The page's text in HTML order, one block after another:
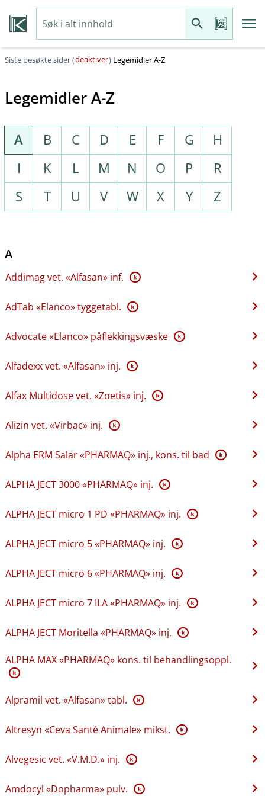
Siste besøkte sider (deaktiver) Legemidler A-Z
Legemidler A-Z
A B C D E F G
H
I
K L M N O P
R
S
T U V W X Y Z
A
Addimag vet. «Alfasan» inf. K
AdTab «Elanco» tyggetabl. K
Advocate «Elanco» påflekkingsvæske K
Alfadexx vet. «Alfasan» inj. K
Alfax Multidose vet. «Zoetis» inj. K
Alizin vet. «Virbac» inj. K
Alpha ERM Salar «PHARMAQ» inj., kons. til bad K
ALPHA JECT 3000 «PHARMAQ» inj. K
ALPHA JECT micro 1 PD «PHARMAQ» inj. K
ALPHA JECT micro 5 «PHARMAQ» inj. K
ALPHA JECT micro 6 «PHARMAQ» inj. K
ALPHA JECT micro 7 ILA «PHARMAQ» inj. K
ALPHA JECT Moritella «PHARMAQ» inj. K
ALPHA MAX «PHARMAQ» kons. til behandlingsoppl.
K
Alpramil vet. «Alfasan» tabl. K
Altresyn «Ceva Santé Animale» mikst. K
Alvegesic vet. «V.M.D.» inj. K
Amdocyl «Dopharma» pulv. K